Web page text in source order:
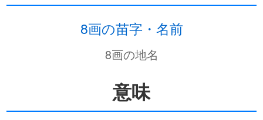
8画の苗字・名前
8画の地名
意味